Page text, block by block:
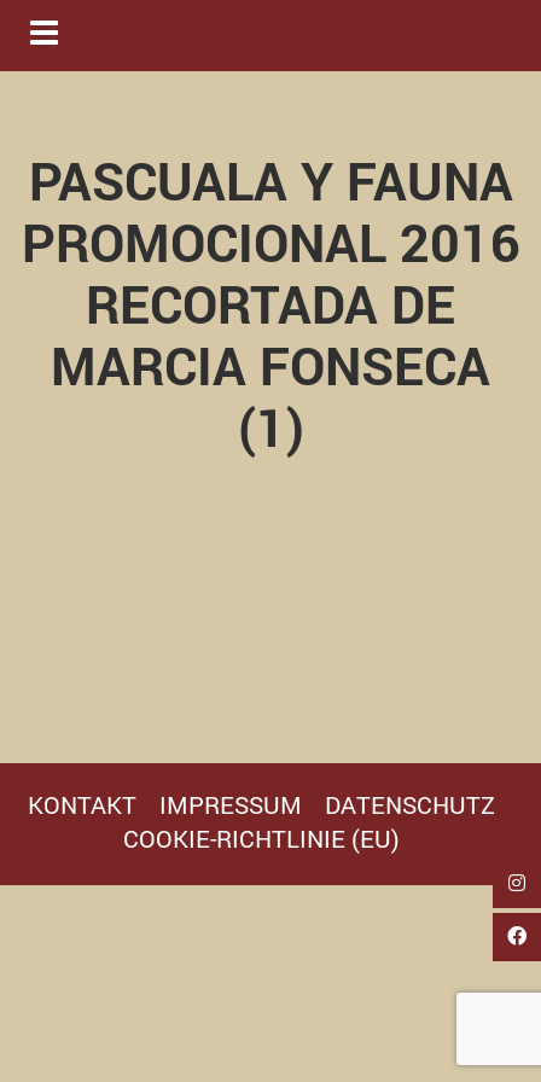
Navigation ein-/ausblenden
PASCUALA Y FAUNA
PROMOCIONAL 2016
RECORTADA DE
MARCIA FONSECA
(1)
KONTAKT IMPRESSUM
DATENSCHUTZ
COOKIE-RICHTLINIE (EU)